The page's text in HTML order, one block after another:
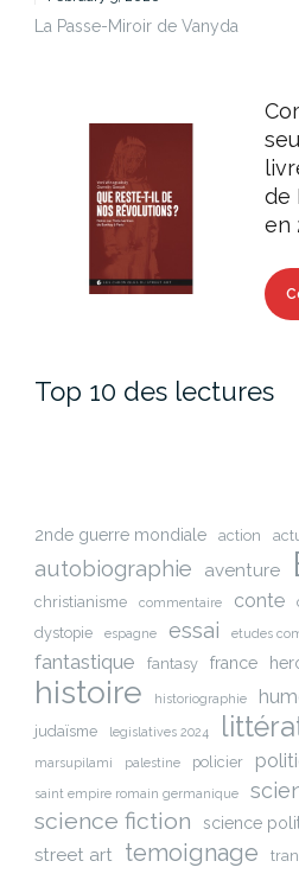
La Passe-Miroir de Vanyda
de
en
Top 10 des lectures
2nde guerre mondiale action
autobiographie aventure
christianisme
commentaire conte
dystopie espagne essai etudes
fantastique fantasy france
histoire historiographie
judaïsme legislatives 2024
marsupilami palestine policier
saint empire romain germanique
science fiction science
street art temoignage